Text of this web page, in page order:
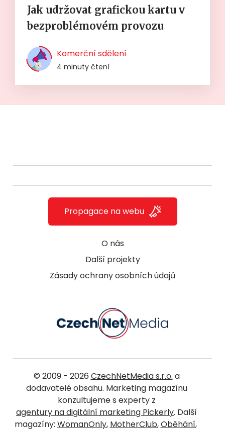
Jak udržovat grafickou kartu v
bezproblémovém provozu
Komerční sdělení
4 minuty čtení
O nás
Další projekty
Zásady ochrany osobních údajů
Propagace na webu
© 2009 - 2026 CzechNetMedia s.r.o. a
dodavatelé obsahu. Marketing magazínu
konzultujeme s experty z
agentury na digitální marketing Pickerly. Další
magazíny: WomanOnly, MotherClub,Oběhání,